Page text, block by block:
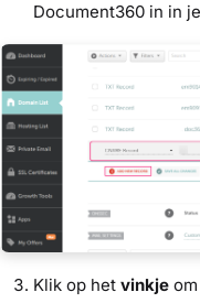
Document360 in in
Klik op het vinkje